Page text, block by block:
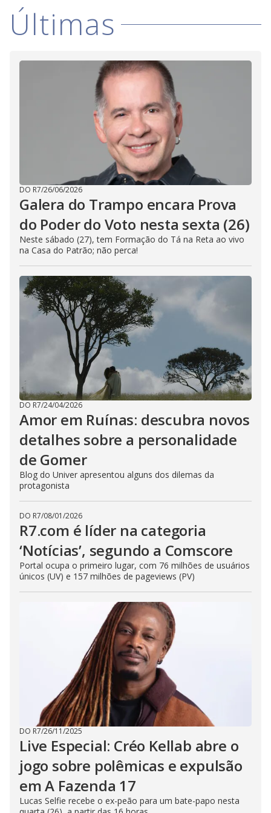
d
e
o
Últimas
DO R7/26/06/2026
Galera do Trampo encara Prova
do Poder do Voto nesta sexta (26)
Neste sábado (27), tem Formação do Tá na Reta ao vivo
na Casa do Patrão; não perca!
DO R7/24/04/2026
Amor em Ruínas: descubra novos
detalhes sobre a personalidade
de Gomer
Blog do Univer apresentou alguns dos dilemas da
protagonista
DO R7/08/01/2026
R7.com é líder na categoria
‘Notícias’, segundo a Comscore
Portal ocupa o primeiro lugar, com 76 milhões de usuários
únicos (UV) e 157 milhões de pageviews (PV)
DO R7/26/11/2025
Live Especial: Créo Kellab abre o
jogo sobre polêmicas e expulsão
em A Fazenda 17
Lucas Selfie recebe o ex-peão para um bate-papo nesta